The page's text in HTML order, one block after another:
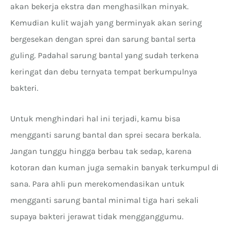
akan bekerja ekstra dan menghasilkan minyak.
Kemudian kulit wajah yang berminyak akan sering
bergesekan dengan sprei dan sarung bantal serta
guling. Padahal sarung bantal yang sudah terkena
keringat dan debu ternyata tempat berkumpulnya
bakteri.
Untuk menghindari hal ini terjadi, kamu bisa
mengganti sarung bantal dan sprei secara berkala.
Jangan tunggu hingga berbau tak sedap, karena
kotoran dan kuman juga semakin banyak terkumpul di
sana. Para ahli pun merekomendasikan untuk
mengganti sarung bantal minimal tiga hari sekali
supaya bakteri jerawat tidak mengganggumu.